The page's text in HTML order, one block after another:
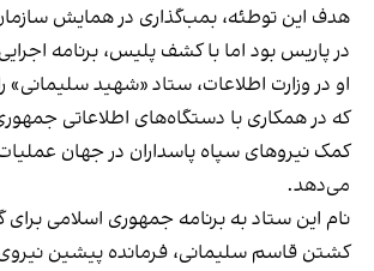
هدف این توطئه، بمب‌گذاری در همایش
در پاریس بود اما با کشف پلیس، برنامه
او در وزارت اطلاعات، ستاد «شهید سلیمانی»
که در همکاری با دستگاه‌های اطلاعاتی
کمک نیروهای سپاه پاسداران در جهان
می‌دهد.
نام این ستاد به برنامه جمهوری اسلامی برای
کشتن قاسم سلیمانی، فرمانده پیشین